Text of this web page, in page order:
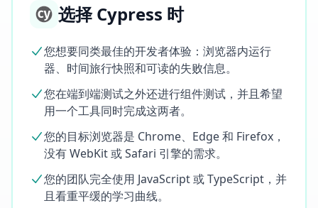
选择 Cypress 时
您想要同类最佳的开发者体验：浏览器内运行
器、时间旅行快照和可读的失败信息。
您在端到端测试之外还进行组件测试，并且希望
用一个工具同时完成这两者。
您的目标浏览器是 Chrome、Edge 和 Firefox，
没有 WebKit 或 Safari 引擎的需求。
您的团队完全使用 JavaScript 或 TypeScript，并
且看重平缓的学习曲线。